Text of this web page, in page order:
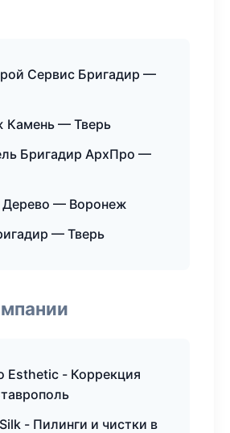
Сервис Бригадир —
Камень — Тверь
Бригадир АрхПро —
— Воронеж
— Тверь
Esthetic - Коррекция
- Пилинги и чистки в